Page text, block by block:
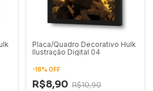
Placa/Quadro Decorativo Hulk
Ilustração Digital 04
-18% OFF
R$8,90 R$10,90